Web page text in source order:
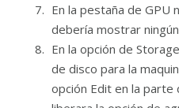
En la pestaña de GPU
debería mostrar
En la opción de
de disco para la
opción Edit en la parte